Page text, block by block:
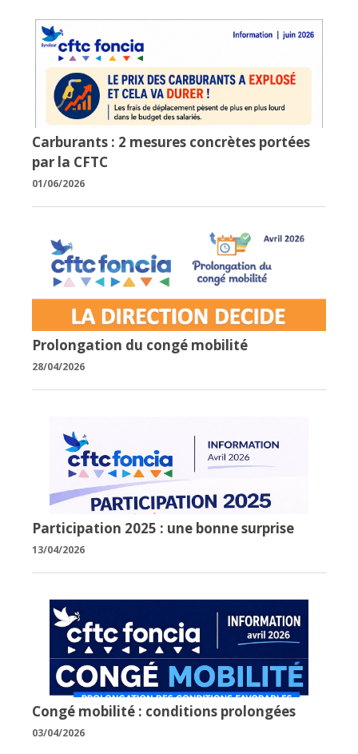
Carburants : 2 mesures concrètes portées
par la CFTC
01/06/2026
Prolongation du congé mobilité
28/04/2026
Participation 2025 : une bonne surprise
13/04/2026
Congé mobilité : conditions prolongées
03/04/2026